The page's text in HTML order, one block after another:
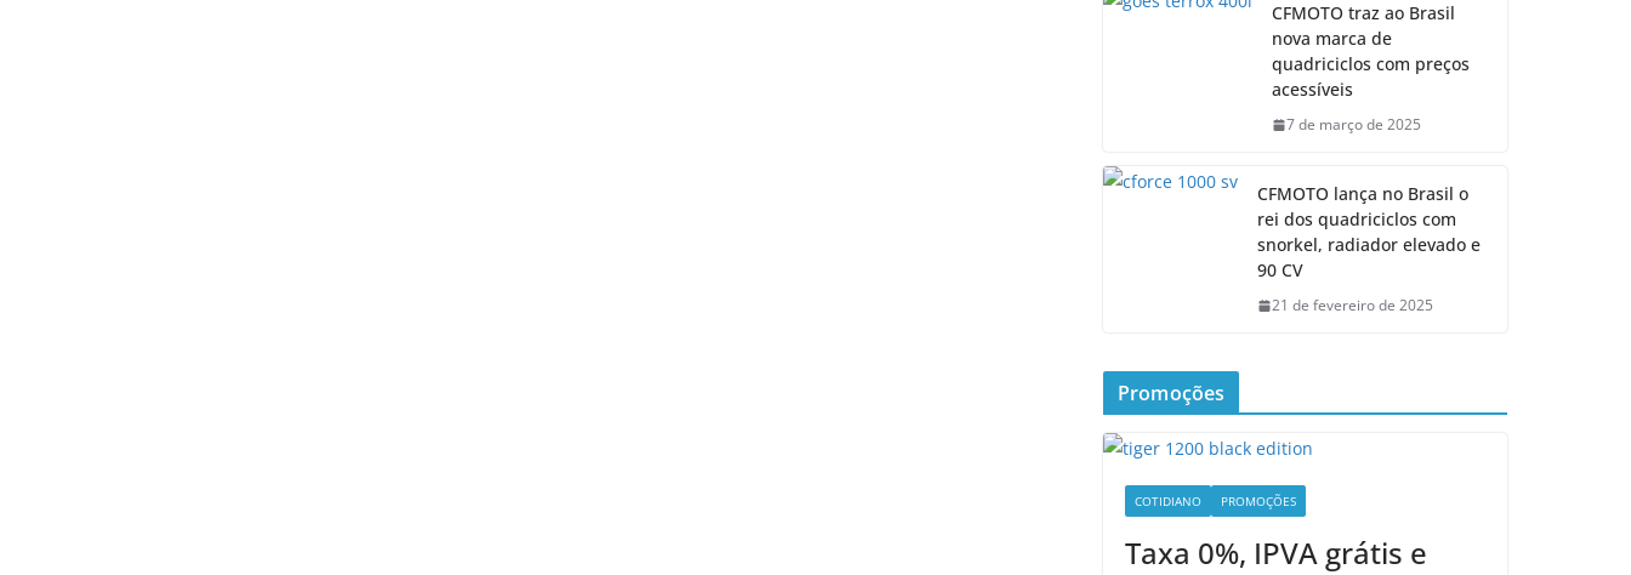
CFMOTO traz ao Brasil
nova marca de
quadriciclos com preços
acessíveis
7 de março de 2025
CFMOTO lança no Brasil o
rei dos quadriciclos com
snorkel, radiador elevado e
90 CV
21 de fevereiro de 2025
Promoções
COTIDIANO PROMOÇÕES
Taxa 0%, IPVA grátis e